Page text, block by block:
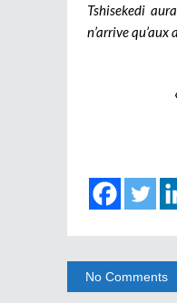
Tshisekedi
n’arrive qu’aux
No Comments